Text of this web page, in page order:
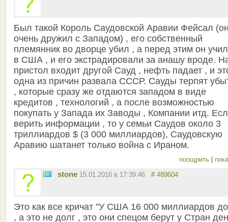
Был такой Король Саудовской Аравии Фейсал
очень дружил с Западом) , его собственный
племянник во дворце убил , а перед этим он
в США , и его экстрадировали за анашу вроде.
пристол входит другой Сауд , нефть падает , и
одна из причин развала СССР. Сауды терпят
, которые сразу же отдаются западом в виде
кредитов , технологий , а после возможностью
покупать у Запада их Заводы , Компании итд.
верить информации , то у семьи Саудов около 3
триллиардов $ (3 000 миллиардов), Саудовскую
Аравию шатанет только война с Ираном.
поощрить |
stone 15.01.2016 в 17:39:46 # 489604
Это как все кричат "У США 16 000 миллиардов
, а это не долг , это они спецом берут у Стран